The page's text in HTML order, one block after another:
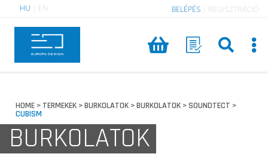
HU EN BELÉPÉS REGISZTRÁCIÓ
HOME > TERMEKEK >BURKOLATOK >BURKOLATOK >SOUNDTECT >
CUBISM
BURKOLATOK